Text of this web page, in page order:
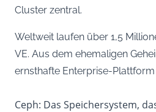
Cluster zentral.
Weltweit laufen über 1,5
VE. Aus dem ehemaligen
ernsthafte Enterprise-
Ceph: Das Speichersystem,